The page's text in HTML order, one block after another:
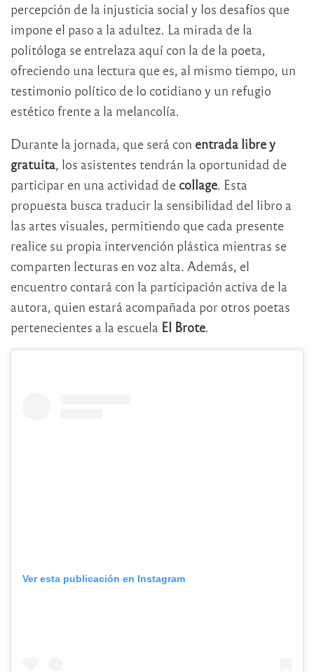
percepción de la injusticia social y los desafíos que
impone el paso a la adultez. La mirada de la
politóloga se entrelaza aquí con la de la poeta,
ofreciendo una lectura que es, al mismo tiempo, un
testimonio político de lo cotidiano y un refugio
estético frente a la melancolía.
Durante la jornada, que será con entrada libre y
gratuita, los asistentes tendrán la oportunidad de
participar en una actividad de collage. Esta
propuesta busca traducir la sensibilidad del libro a
las artes visuales, permitiendo que cada presente
realice su propia intervención plástica mientras se
comparten lecturas en voz alta. Además, el
encuentro contará con la participación activa de la
autora, quien estará acompañada por otros poetas
pertenecientes a la escuela El Brote.
Ver esta publicación en Instagram